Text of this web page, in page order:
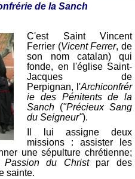
de la Sanch
C'est Saint Vincent
Ferrier (Vicent Ferrer, de
son nom catalan) qui
fonde, en l'église Saint-
Jacques de
Perpignan, l'Archiconfrér
ie des Pénitents de la
Sanch ("Précieux Sang
du Seigneur").
Il lui assigne deux
missions : assister les
une sépulture chrétienne;
Passion du Christpar des
sainte.